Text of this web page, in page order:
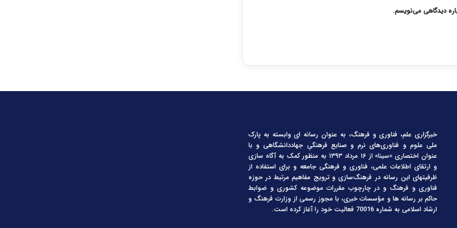
دیدگاهی می‌نویسم.
خبرگزاری علم، فناوری و فرهنگ، به عنوان رسانه ای وابسته به پارک
ملی علوم و فناوری‌های نرم و صنایع فرهنگیِ جهاددانشگاهی و با
عنوان اختصاری «سینا» از ۱۶ مرداد ۱۳۹۳ به منظور کمک به آگاه سازی
و ارتقای اطلاعات علمی، فناوری و فرهنگی جامعه و برای استفاده از
ظرفیتهای این رسانه در فرهنگ‌سازی و ترویج مفاهیم مرتبط در حوزه
فناوری و فرهنگ و در چارچوب مقررات موضوعه کشوری و ضوابط
حاکم بر رسانه ها و مؤسسات خبری، با مجوز رسمی از وزارت فرهنگ و
ارشاد اسلامی به شماره 70016 فعالیت خود را آغاز کرده است.